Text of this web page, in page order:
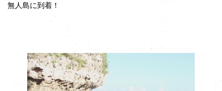
無人島に到着！